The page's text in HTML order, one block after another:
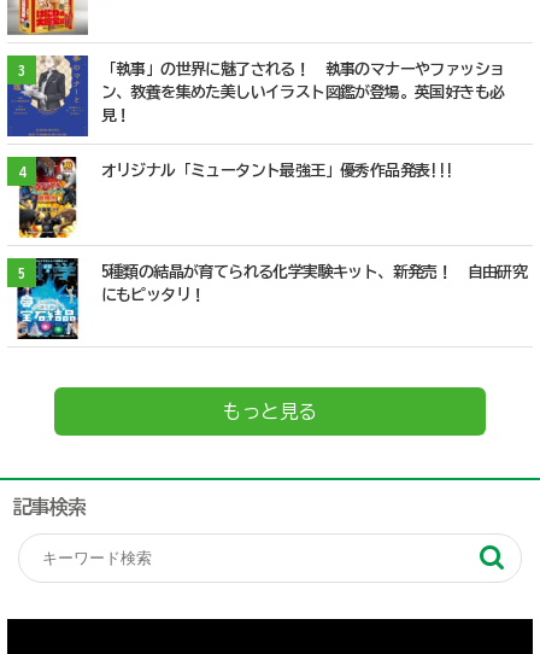
3
「執事」の世界に魅了される！ 執事のマナーやファッショ
ン、教養を集めた美しいイラスト図鑑が登場。英国好きも必
見！
4 オリジナル「ミュータント最強王」優秀作品発表!!!
5
5種類の結晶が育てられる化学実験キット、新発売！ 自由研究
にもピッタリ！
もっと見る
記事検索